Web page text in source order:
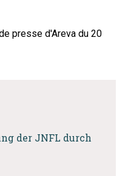
presse d'Areva du 20
der JNFL durch